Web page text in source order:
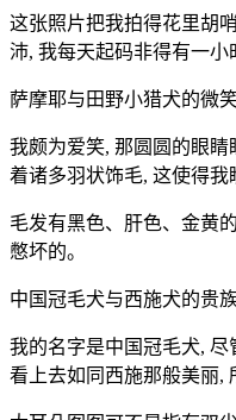
这张照片把我拍得花里胡
沛, 我每天起码非得有一小
萨摩耶与田野小猎犬的微
我颇为爱笑, 那圆圆的眼
着诸多羽状饰毛, 这使得我
毛发有黑色、肝色、金黄
憋坏的。
中国冠毛犬与西施犬的贵
我的名字是中国冠毛犬,
看上去如同西施那般美丽,